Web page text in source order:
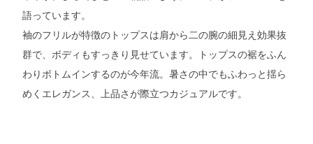
語っています。
袖のフリルが特徴のトップスは肩から二の腕の細見え効果抜
群で、ボディもすっきり見せています。トップスの裾をふん
わりボトムインするのが今年流。暑さの中でもふわっと揺ら
めくエレガンス、上品さが際立つカジュアルです。